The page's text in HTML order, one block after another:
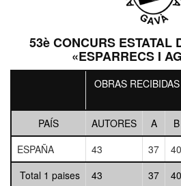
53è CONCURS ESTATAL
«ESPARRECS I
OBRAS RECIBIDAS
PAÍS
AUTORES A B
ESPAÑA
43 37 40
Total 1 paises
43 37 40